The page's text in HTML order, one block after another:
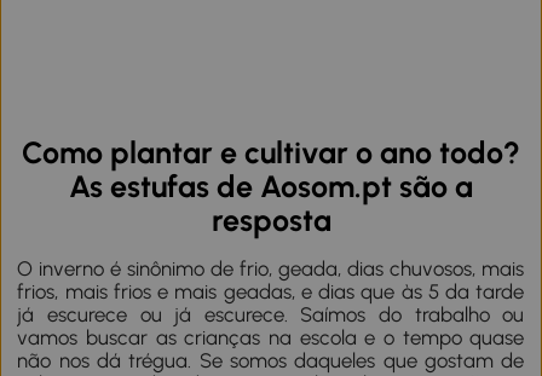
Como plantar e cultivar o ano todo?
As estufas de Aosom.pt são a
resposta
O inverno é sinônimo de frio, geada, dias chuvosos, mais
frios, mais frios e mais geadas, e dias que às 5 da tarde
já escurece ou já escurece. Saímos do trabalho ou
vamos buscar as crianças na escola e o tempo quase
não nos dá trégua. Se somos daqueles que gostam de